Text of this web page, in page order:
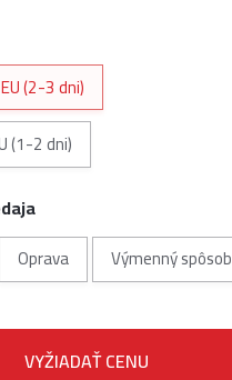
(2-3 dni)
(1-2 dni)
Oprava Výmenný spôsob
VYŽIADAŤ CENU